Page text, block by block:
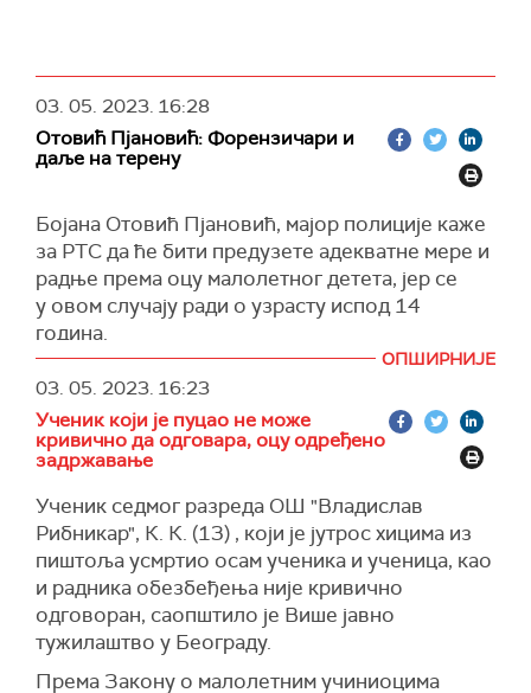
03. 05. 2023. 16:28
Отовић Пјановић: Форензичари и
даље на терену
Бојана Отовић Пјановић, мајор полиције каже
за РТС да ће бити предузете адекватне мере и
радње према оцу малолетног детета, јер се
у овом случају ради о узрасту испод 14
година.
Вишег јавног
тужилаштва полицијски службеници су донели
решење о задржавању до 48 часоваоца
дететазбог кривичног дела тешка дела
против опште сигурности. Предузео је
друштвено опасну радњу. Д ете је имало шифру
сефу где се чувало оружје.Отац мора сносити
одговорност за то кривично дело.Ту је
предвиђена казна затворска од две до 12
година", истиче Отовић Пјановићева.
Каже да је ученик био примерног владања,
никада није био у евиденцији да је трпео
ОПШИРНИЈЕ
03. 05. 2023. 16:23
Ученик који је пуцао не може
кривично да одговара, оцу одређено
задржавање
Ученик седмог разреда ОШ "Владислав
Рибникар", К. К. (13) , који је јутрос хицима из
пиштоља усмртио осам ученика и ученица, као
и радника обезбеђења није кривично
одговоран, саопштило је Више јавно
тужилаштво у Београду.
Према Закону о малолетним учиниоцима